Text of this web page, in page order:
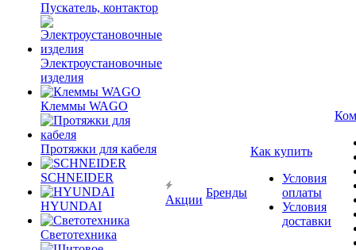
Пускатель, контактор
Электроустановочные
изделия
Клеммы WAGO
Протяжки для кабеля
SCHNEIDER
HYUNDAI
Светотехника
Акции
Бренды
Как купить
Условия
оплаты
Условия
доставки